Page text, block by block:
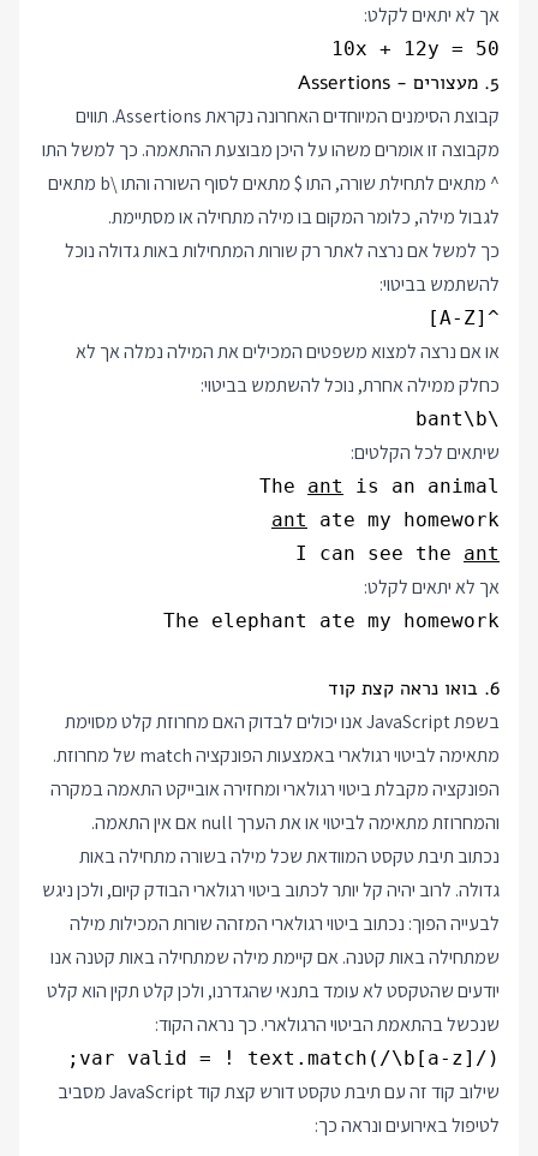
אך לא יתאים לקלט:
10x + 12y = 50
5. מעצורים - Assertions
קבוצת הסימנים המיוחדים האחרונה נקראת Assertions. תווים
מקבוצה זו אומרים משהו על היכן מבוצעת ההתאמה. כך למשל התו
^ מתאים לתחילת שורה, התו $ מתאים לסוף השורה והתו \b מתאים
לגבול מילה, כלומר המקום בו מילה מתחילה או מסתיימת.
כך למשל אם נרצה לאתר רק שורות המתחילות באות גדולה נוכל
להשתמש בביטוי:
^[A-Z]
או אם נרצה למצוא משפטים המכילים את המילה נמלה אך לא
כחלק ממילה אחרת, נוכל להשתמש בביטוי:
\bant\b
שיתאים לכל הקלטים:
The ant
is an animal
ant
I can see the ant
אך לא יתאים לקלט:
The elephant ate my homework
6. בואו נראה קצת קוד
בשפת JavaScript אנו יכולים לבדוק האם מחרוזת קלט מסוימת
מתאימה לביטוי רגולארי באמצעות הפונקציה match של מחרוזת.
הפונקציה מקבלת ביטוי רגולארי ומחזירה אובייקט התאמה במקרה
והמחרוזת מתאימה לביטוי או את הערך null אם אין התאמה.
נכתוב תיבת טקסט המוודאת שכל מילה בשורה מתחילה באות
גדולה. לרוב יהיה קל יותר לכתוב ביטוי רגולארי הבודק קיום, ולכן ניגש
לבעייה הפוך: נכתוב ביטוי רגולארי המזהה שורות המכילות מילה
שמתחילה באות קטנה. אם קיימת מילה שמתחילה באות קטנה אנו
יודעים שהטקסט לא עומד בתנאי שהגדרנו, ולכן קלט תקין הוא קלט
שנכשל בהתאמת הביטוי הרגולארי. כך נראה הקוד:
var valid = ! text.match(/\b[a-z]/);
שילוב קוד זה עם תיבת טקסט דורש קצת קוד JavaScript מסביב
לטיפול באירועים ונראה כך: